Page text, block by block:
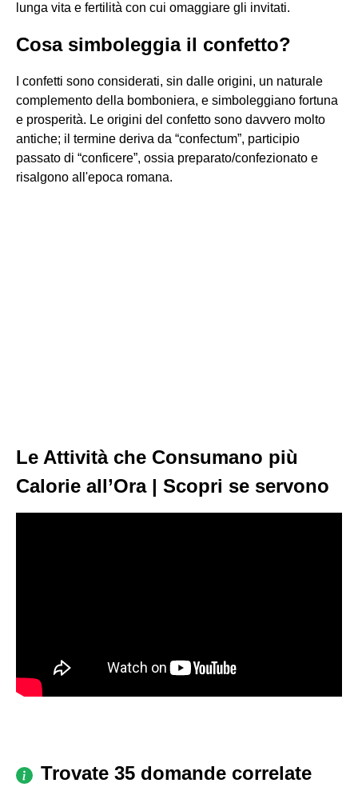
lunga vita e fertilità con cui omaggiare gli invitati.
Cosa simboleggia il confetto?
I confetti sono considerati, sin dalle origini, un naturale
complemento della bomboniera, e simboleggiano fortuna
e prosperità. Le origini del confetto sono davvero molto
antiche; il termine deriva da “confectum”, participio
passato di “conficere”, ossia preparato/confezionato e
risalgono all'epoca romana.
Le Attività che Consumano più
Calorie all’Ora | Scopri se servono
Trovate 35 domande correlate